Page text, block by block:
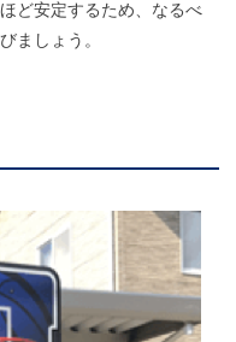
ど安定するため、なるべ
ましょう。